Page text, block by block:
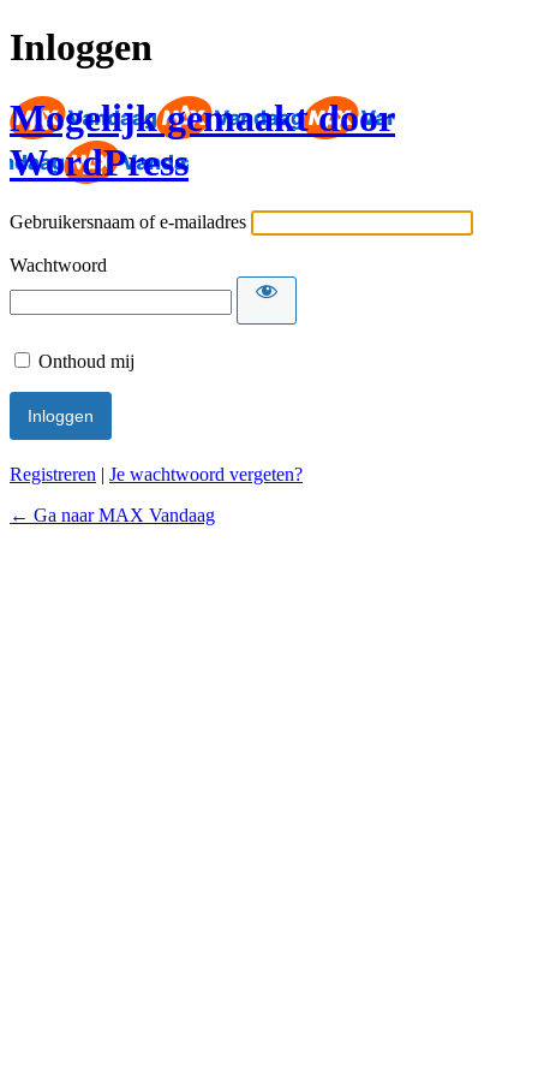
Inloggen
Mogelijk gemaakt door
WordPress
Gebruikersnaam of e-mailadres
Wachtwoord
Onthoud mij
Registreren | Je wachtwoord vergeten?
← Ga naar MAX Vandaag